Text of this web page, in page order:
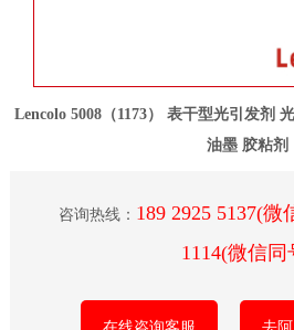
Lencolo 5008（1173） 表干型光引发剂
油墨 胶粘剂
咨询热线： 189 2925 5137(微
1114(微信同
在线咨询客服 去